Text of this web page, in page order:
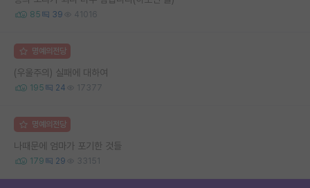
85 39 41016
명예의전당
(우울주의) 실패에 대하여
195 24 17377
명예의전당
나때문에 엄마가 포기한 것들
179 29 33151